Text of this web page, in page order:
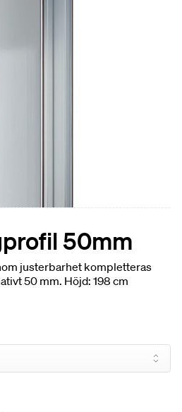
50mm
justerbarhet kompletteras
50 mm. Höjd: 198 cm